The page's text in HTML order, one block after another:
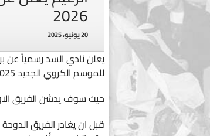
2026
20 يونيو، 2025
يعلن نادي السد رسمياً عن
للموسم الكروي الجديد 2025-2026.
حيث سوف يدشن الفريق